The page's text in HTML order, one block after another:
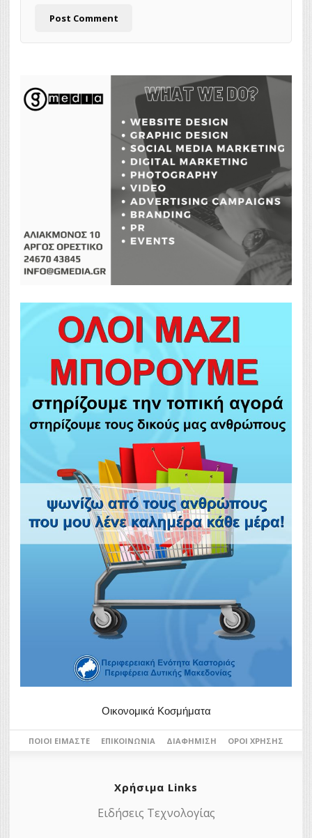
Οικονομικά Κοσμήματα
ΠΟΙΟΙ ΕΊΜΑΣΤΕ ΕΠΙΚΟΙΝΩΝΊΑ ΔΙΑΦΉΜΙΣΗ ΌΡΟΙ ΧΡΉΣΗΣ
Χρήσιμα Links
Ειδήσεις Τεχνολογίας